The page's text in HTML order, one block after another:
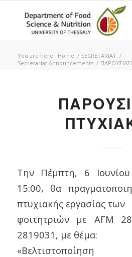
You are here: Home / SECRETARIAT /
Secretariat Announcements /
Την Πέμπτη, 6
15:00, θα
πτυχιακής εργασίας των
φοιτητριών με ΑΓΜ
2819031, με θέμα: